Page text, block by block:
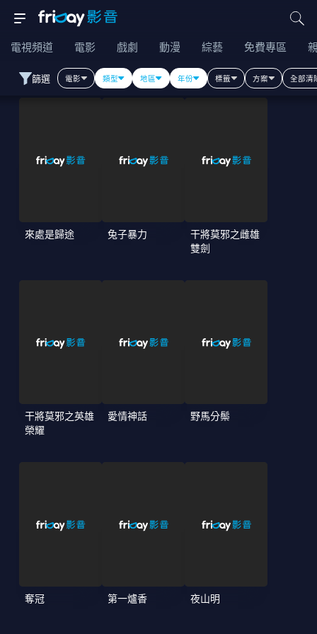
電視頻道 電影 戲劇 動漫 綜藝 免費專區
篩選 電影 類型 地區 年份 標籤 方案 全部清
來處是歸途 兔子暴力
干將莫邪之雌雄
雙劍
干將莫邪之英雄
榮耀
愛情神話 野馬分鬃
奪冠 第一爐香 夜山明